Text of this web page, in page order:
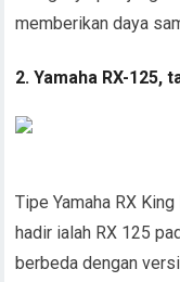
memberikan daya
2. Yamaha RX-125,
Tipe Yamaha RX
hadir ialah RX 125
berbeda dengan